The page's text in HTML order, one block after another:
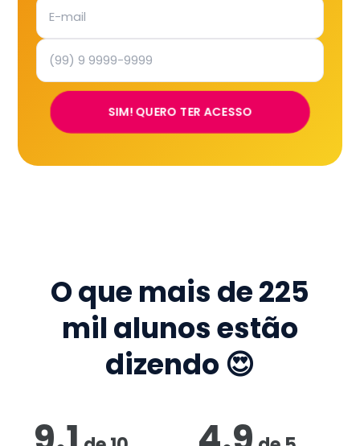
SIM! QUERO TER ACESSO
O que mais de225
mil alunos estão
dizendo 😍